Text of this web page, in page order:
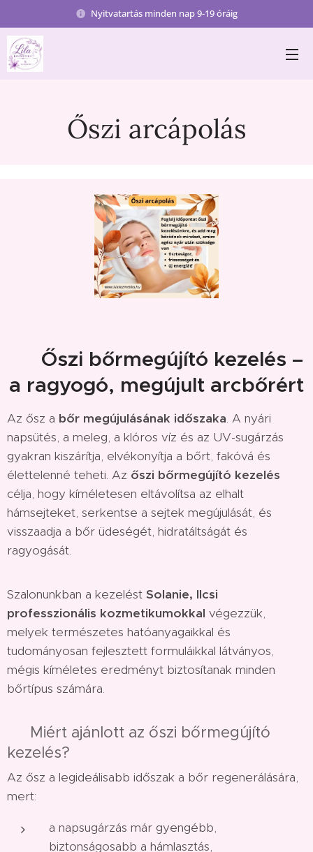
Nyitvatartás minden nap 9-19 óráig
Őszi arcápolás
🍁 Őszi bőrmegújító kezelés –
a ragyogó, megújult arcbőrért
Az ősz a bőr megújulásának időszaka. A nyári
napsütés, a meleg, a klóros víz és az UV-sugárzás
gyakran kiszárítja, elvékonyítja a bőrt, fakóvá és
élettelenné teheti. Az őszi bőrmegújító kezelés
célja, hogy kíméletesen eltávolítsa az elhalt
hámsejteket, serkentse a sejtek megújulását, és
visszaadja a bőr üdeségét, hidratáltságát és
ragyogását.
Szalonunkban a kezelést Solanie, Ilcsi
professzionális kozmetikumokkal végezzük,
melyek természetes hatóanyagaikkal és
tudományosan fejlesztett formuláikkal látványos,
mégis kíméletes eredményt biztosítanak minden
bőrtípus számára.
💧 Miért ajánlott az őszi bőrmegújító
kezelés?
Az ősz a legideálisabb időszak a bőr regenerálására,
mert:
a napsugárzás már gyengébb,
biztonságosabb a hámlasztás,